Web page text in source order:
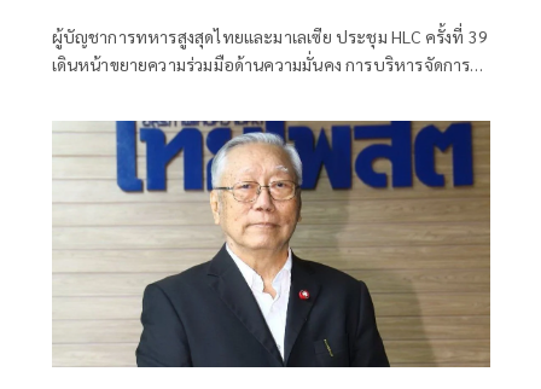
ผู้บัญชาการทหารสูงสุดไทยและมาเลเซีย ประชุม HLC ครั้งที่ 39
เดินหน้าขยายความร่วมมือด้านความมั่นคง การบริหารจัดการ